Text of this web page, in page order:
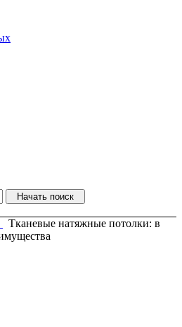
Тканевые натяжные потолки: в